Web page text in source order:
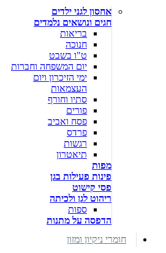
אחסון לגני ילדים
חגים ונושאים נלמדים
בריאות
חנוכה
ט"ו בשבט
יום המשפחה וחברות
ימי הזיכרון ויום
העצמאות
סתיו וחורף
פורים
פסח ואביב
פרדס
רגשות
תיאטרון
מפות
פינות פעילות בגן
פסי קישוט
ריהוט לגן ולכיתה
ספות
הדפסה על מתנות
חומרי ניקיון ומזון